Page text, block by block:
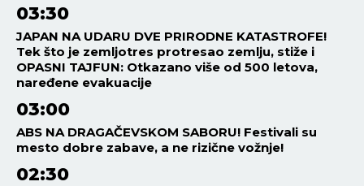
03:30
JAPAN NA UDARU DVE PRIRODNE KATASTROFE!
Tek što je zemljotres protresao zemlju, stiže i
OPASNI TAJFUN: Otkazano više od 500 letova,
naređene evakuacije
03:00
ABS NA DRAGAČEVSKOM SABORU! Festivali su
mesto dobre zabave, a ne rizične vožnje!
02:30